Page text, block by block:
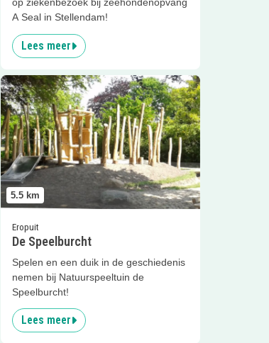
op ziekenbezoek bij zeehondenopvang
A Seal in Stellendam!
Lees meer
5.5 km
Eropuit
De Speelburcht
Spelen en een duik in de geschiedenis
nemen bij Natuurspeeltuin de
Speelburcht!
Lees meer
Lees meer De Speelburcht